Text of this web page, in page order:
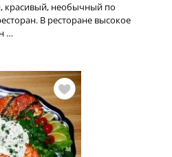
красивый, необычный по
В ресторане высокое
…